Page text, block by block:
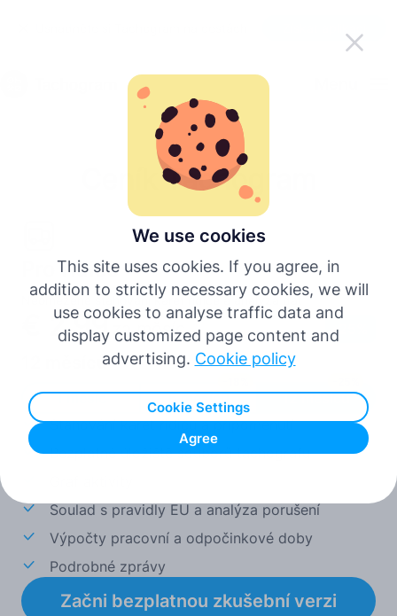
We use cookies
This site uses cookies. If you agree, in
addition to strictly necessary cookies, we will
use cookies to analyse traffic data and
display customized page content and
advertising. Cookie policy
Cookie Settings
Agree
Français
Italiano
Ceník Tachogram
Pro řidiče
Neomezené stahování karet řidiče a analýza dat
€ 2.99 za měsíc -25%
12 měsíců
1 měsíc 6 měsíců 12 měsíců
Stahování karet řidičů a připomenutí
Bezplatné úložiště souborů tachografu
Soulad s pravidly EU a analýza porušení
Výpočty pracovní a odpočinkové doby
Podrobné zprávy
Začni bezplatnou zkušební verzi